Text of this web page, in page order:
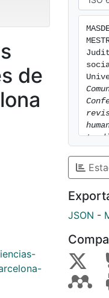
de
JSON -